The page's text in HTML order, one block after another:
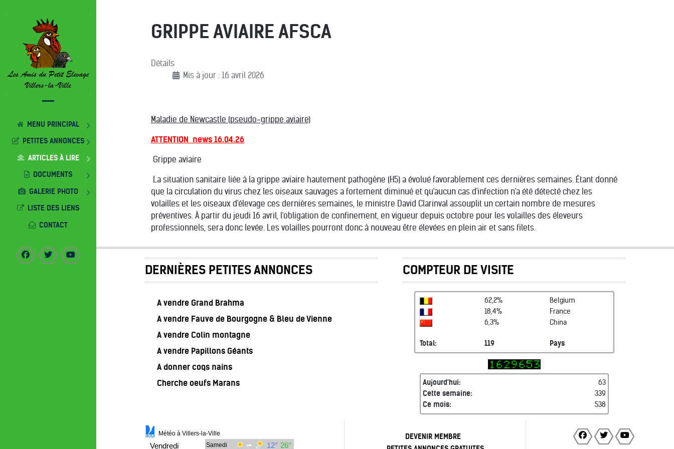
GRIPPE AVIAIRE AFSCA
Détails
Mis à jour : 16 avril 2026
Maladie de Newcastle (pseudo-grippe aviaire)
ATTENTION news 16.04.26
Grippe aviaire
La situation sanitaire liée à la grippe aviaire hautement pathogène (H5) a évolué favorablement ces dernières semaines. Étant donné
que la circulation du virus chez les oiseaux sauvages a fortement diminué et qu'aucun cas d'infection n'a été détecté chez les
volailles et les oiseaux d'élevage ces dernières semaines, le ministre David Clarinval assouplit un certain nombre de mesures
préventives. À partir du jeudi 16 avril, l'obligation de confinement, en vigueur depuis octobre pour les volailles des éleveurs
professionnels, sera donc levée. Les volailles pourront donc à nouveau être élevées en plein air et sans filets.
DERNIÈRES PETITES ANNONCES
A vendre Grand Brahma
A vendre Fauve de Bourgogne & Bleu de Vienne
A vendre Colin montagne
A vendre Papillons Géants
A donner coqs nains
Cherche oeufs Marans
COMPTEUR DE VISITE
62,2%
Belgium
18,4%
France
6,3%
China
Total: 119 Pays
Aujourd'hui:
63
Cette semaine:
339
Ce mois:
538
DEVENIR MEMBRE
MENU PRINCIPAL
PETITES ANNONCES
ARTICLES À LIRE
DOCUMENTS
GALERIE PHOTO
LISTE DES LIENS
CONTACT